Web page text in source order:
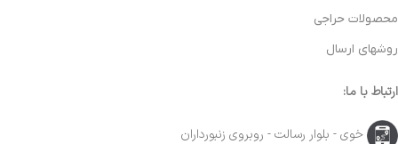
محصولات حراجی
روشهای ارسال
ارتباط با ما:
خوی - بلوار رسالت - روبروی زنبورداران